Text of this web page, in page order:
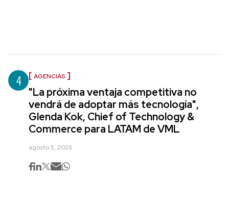
4 AGENCIAS
"La próxima ventaja competitiva no
vendrá de adoptar más tecnología",
Glenda Kok, Chief of Technology &
Commerce para LATAM de VML
agosto 5, 2026